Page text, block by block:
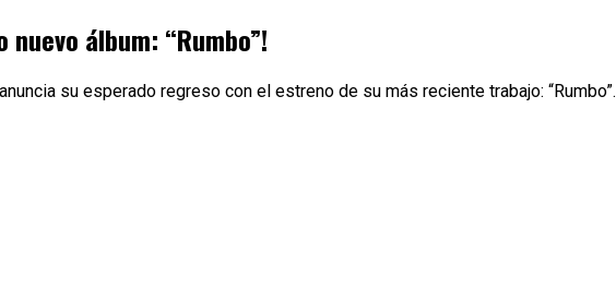
nuevo álbum: “Rumbo”!
su esperado regreso con el estreno de su más reciente trabajo: “Rumbo”.